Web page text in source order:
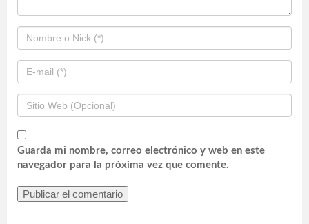
Guarda mi nombre, correo electrónico y web en este
navegador para la próxima vez que comente.